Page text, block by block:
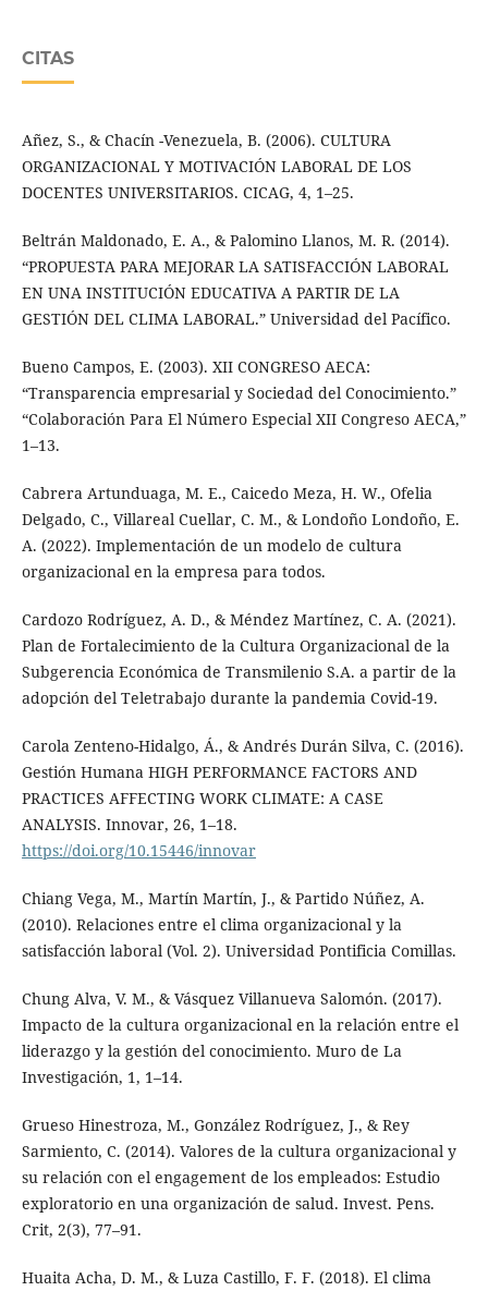
CITAS
Añez, S., & Chacín -Venezuela, B. (2006). CULTURA
ORGANIZACIONAL Y MOTIVACIÓN LABORAL DE LOS
DOCENTES UNIVERSITARIOS. CICAG, 4, 1–25.
Beltrán Maldonado, E. A., & Palomino Llanos, M. R. (2014).
“PROPUESTA PARA MEJORAR LA SATISFACCIÓN LABORAL
EN UNA INSTITUCIÓN EDUCATIVA A PARTIR DE LA
GESTIÓN DEL CLIMA LABORAL.” Universidad del Pacífico.
Bueno Campos, E. (2003). XII CONGRESO AECA:
“Transparencia empresarial y Sociedad del Conocimiento.”
“Colaboración Para El Número Especial XII Congreso AECA,”
1–13.
Cabrera Artunduaga, M. E., Caicedo Meza, H. W., Ofelia
Delgado, C., Villareal Cuellar, C. M., & Londoño Londoño, E.
A. (2022). Implementación de un modelo de cultura
organizacional en la empresa para todos.
Cardozo Rodríguez, A. D., & Méndez Martínez, C. A. (2021).
Plan de Fortalecimiento de la Cultura Organizacional de la
Subgerencia Económica de Transmilenio S.A. a partir de la
adopción del Teletrabajo durante la pandemia Covid-19.
Carola Zenteno-Hidalgo, Á., & Andrés Durán Silva, C. (2016).
Gestión Humana HIGH PERFORMANCE FACTORS AND
PRACTICES AFFECTING WORK CLIMATE: A CASE
ANALYSIS. Innovar, 26, 1–18.
https://doi.org/10.15446/innovar
Chiang Vega, M., Martín Martín, J., & Partido Núñez, A.
(2010). Relaciones entre el clima organizacional y la
satisfacción laboral (Vol. 2). Universidad Pontificia Comillas.
Chung Alva, V. M., & Vásquez Villanueva Salomón. (2017).
Impacto de la cultura organizacional en la relación entre el
liderazgo y la gestión del conocimiento. Muro de La
Investigación, 1, 1–14.
Grueso Hinestroza, M., González Rodríguez, J., & Rey
Sarmiento, C. (2014). Valores de la cultura organizacional y
su relación con el engagement de los empleados: Estudio
exploratorio en una organización de salud. Invest. Pens.
Crit, 2(3), 77–91.
Huaita Acha, D. M., & Luza Castillo, F. F. (2018). El clima